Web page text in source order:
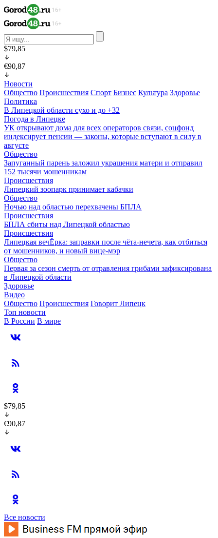
$79,85
€90,87
Новости
Общество Происшествия Спорт Бизнес Культура Здоровье
Политика
В Липецкой области сухо и до +32
Погода в Липецке
УК открывают дома для всех операторов связи, соцфонд
индексирует пенсии — законы, которые вступают в силу в
августе
Общество
Запуганный парень заложил украшения матери и отправил
152 тысячи мошенникам
Происшествия
Липецкий зоопарк принимает кабачки
Общество
Ночью над областью перехвачены БПЛА
Происшествия
БПЛА сбиты над Липецкой областью
Происшествия
Липецкая вечЁрка: заправки после чёта-нечета, как отбиться
от мошенников, и новый вице-мэр
Общество
Первая за сезон смерть от отравления грибами зафиксирована
в Липецкой области
Здоровье
Видео
Общество Происшествия Говорит Липецк
Топ новости
В России В мире
$79,85
€90,87
Все новости